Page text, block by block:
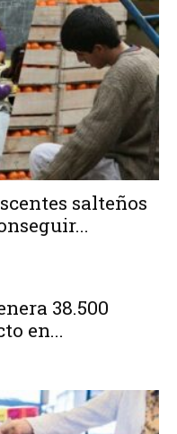
salteños
38.500
en...